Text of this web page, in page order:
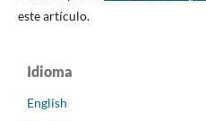
este artículo.
Idioma
English